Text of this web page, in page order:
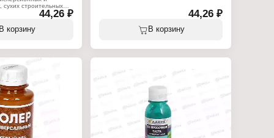
этиленгликоль, технологические добавки
сухих строительных
побелочных и других
для внутренних и
получить
цветов и
КЛАСС
для красок
и наружных
функциональные
в таре, вода
44,26 ₽
В корзину
44,26 ₽
В корзину